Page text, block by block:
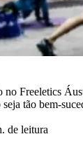
no Freeletics
tão bem-
de leitura